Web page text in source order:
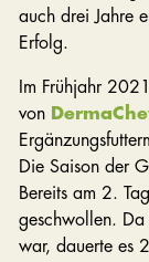
auch drei Jahre
Erfolg.
Im Frühjahr
von
Die Saison der
Bereits am 2.
geschwollen. Da
war, dauerte es